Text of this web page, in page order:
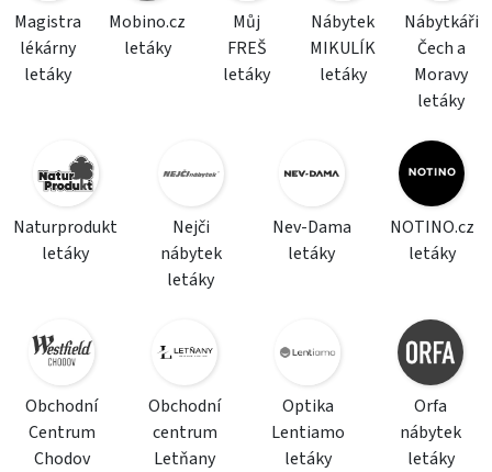
Magistra
lékárny
letáky
Mobino.cz
letáky
Můj
FREŠ
letáky
Nábytek
MIKULÍK
letáky
Nábytkáři
Čech a
Moravy
letáky
Naturprodukt
letáky
Nejči
nábytek
letáky
Nev-Dama
letáky
NOTINO.cz
letáky
Obchodní
Centrum
Chodov
Obchodní
centrum
Letňany
Optika
Lentiamo
letáky
Orfa
nábytek
letáky